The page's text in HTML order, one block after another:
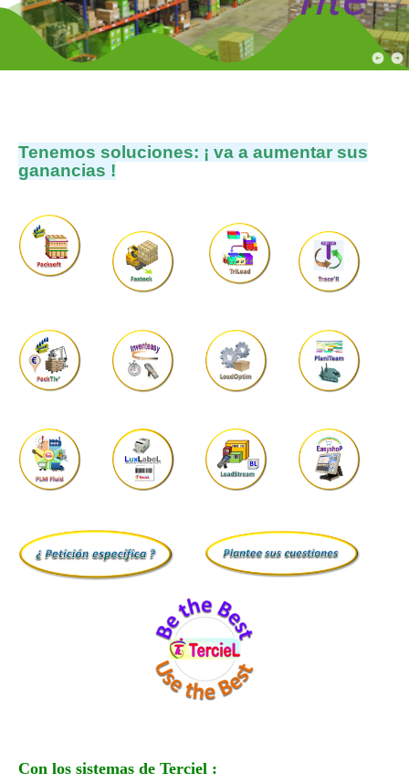
Envasar
Almacenar
Expedir
Contacto
Tenemos soluciones: ¡ va a aumentar sus
ganancias !
Con los sistemas de Terciel :